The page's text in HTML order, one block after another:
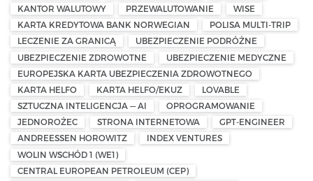
KANTOR WALUTOWY
PRZEWALUTOWANIE
WISE
KARTA KREDYTOWA BANK NORWEGIAN
POLISA MULTI-TRIP
LECZENIE ZA GRANICĄ
UBEZPIECZENIE PODRÓŻNE
UBEZPIECZENIE ZDROWOTNE
UBEZPIECZENIE MEDYCZNE
EUROPEJSKA KARTA UBEZPIECZENIA ZDROWOTNEGO
KARTA HELFO
KARTA HELFO/EKUZ
LOVABLE
SZTUCZNA INTELIGENCJA — AI
OPROGRAMOWANIE
JEDNOROŻEC
STRONA INTERNETOWA
GPT-ENGINEER
ANDREESSEN HOROWITZ
INDEX VENTURES
WOLIN WSCHÓD 1 (WE1)
CENTRAL EUROPEAN PETROLEUM (CEP)